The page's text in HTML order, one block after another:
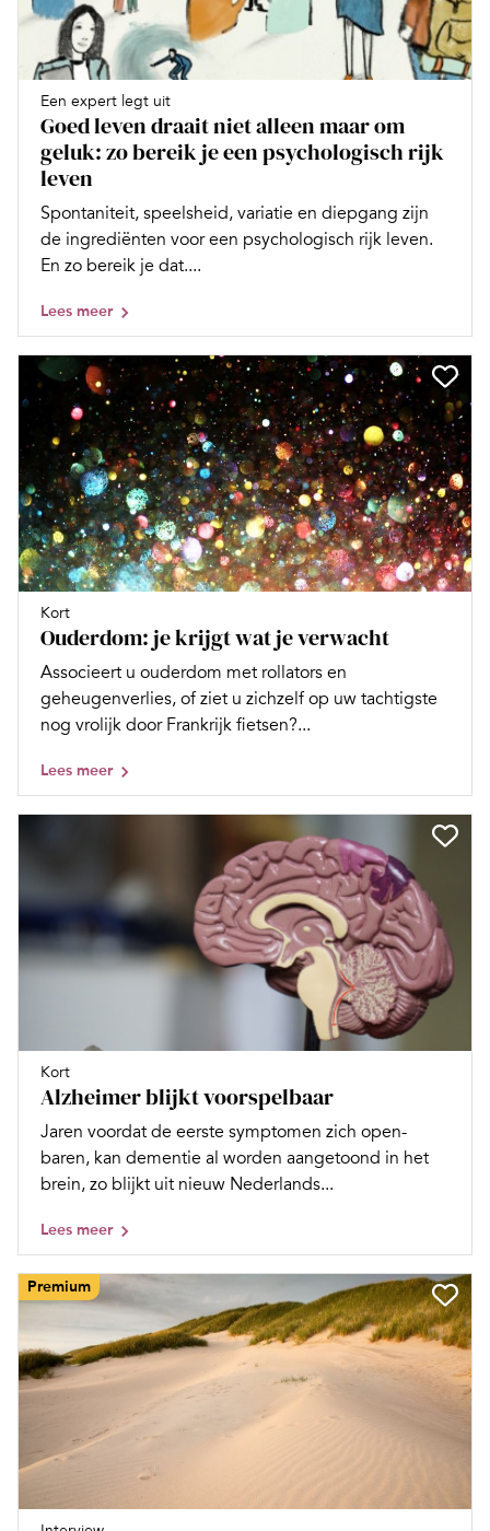
Een expert legt uit
Goed leven draait niet alleen maar om
geluk: zo bereik je een psychologisch rijk
leven
Spontaniteit, speelsheid, variatie en diepgang zijn
de ingrediënten voor een psychologisch rijk leven.
En zo bereik je dat....
Lees meer
Kort
Ouderdom: je krijgt wat je verwacht
Associeert u ouderdom met rollators en
geheugenverlies, of ziet u zichzelf op uw tachtigste
nog vrolijk door Frankrijk fietsen?...
Lees meer
Kort
Alzheimer blijkt voorspelbaar
Jaren voordat de eerste symptomen zich open­
baren, kan dementie al worden aangetoond in het
brein, zo blijkt uit nieuw Nederlands...
Lees meer
Premium